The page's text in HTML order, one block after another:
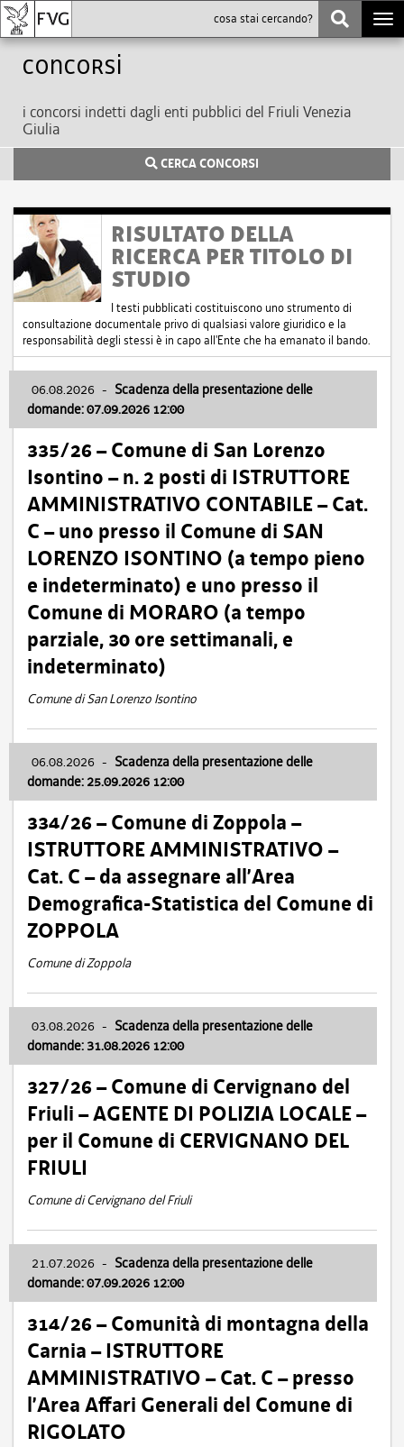
Concorsi
i concorsi indetti dagli enti pubblici del Friuli Venezia
Giulia
CERCA CONCORSI
RISULTATO DELLA
RICERCA PER TITOLO DI
STUDIO
I testi pubblicati costituiscono uno strumento di
consultazione documentale privo di qualsiasi valore giuridico e la
responsabilità degli stessi è in capo all'Ente che ha emanato il bando.
06.08.2026 - Scadenza della presentazione delle
domande: 07.09.2026 12:00
335/26 – Comune di San Lorenzo
Isontino – n. 2 posti di ISTRUTTORE
AMMINISTRATIVO CONTABILE – Cat.
C – uno presso il Comune di SAN
LORENZO ISONTINO (a tempo pieno
e indeterminato) e uno presso il
Comune di MORARO (a tempo
parziale, 30 ore settimanali, e
indeterminato)
Comune di San Lorenzo Isontino
06.08.2026 - Scadenza della presentazione delle
domande: 25.09.2026 12:00
334/26 – Comune di Zoppola –
ISTRUTTORE AMMINISTRATIVO –
Cat. C – da assegnare all’Area
Demografica-Statistica del Comune di
ZOPPOLA
Comune di Zoppola
03.08.2026 - Scadenza della presentazione delle
domande: 31.08.2026 12:00
327/26 – Comune di Cervignano del
Friuli – AGENTE DI POLIZIA LOCALE –
per il Comune di CERVIGNANO DEL
FRIULI
Comune di Cervignano del Friuli
21.07.2026 - Scadenza della presentazione delle
domande: 07.09.2026 12:00
314/26 – Comunità di montagna della
Carnia – ISTRUTTORE
AMMINISTRATIVO – Cat. C – presso
l’Area Affari Generali del Comune di
RIGOLATO